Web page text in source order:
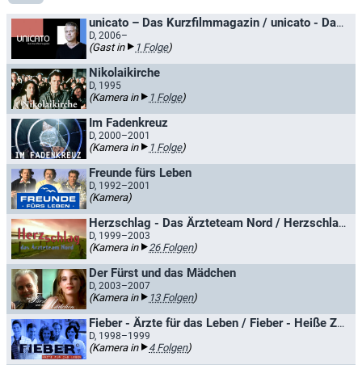
unicato – Das Kurzfilmmagazin / unicato - Das studentische Filmmagazin
D, 2006–
(Gast in 1 Folge)
Nikolaikirche
D, 1995
(Kamera in 1 Folge)
Im Fadenkreuz
D, 2000–2001
(Kamera in 1 Folge)
Freunde fürs Leben
D, 1992–2001
(Kamera)
Herzschlag - Das Ärzteteam Nord / Herzschlag - Die Retter
D, 1999–2003
(Kamera in 26 Folgen)
Der Fürst und das Mädchen
D, 2003–2007
(Kamera in 13 Folgen)
Fieber - Ärzte für das Leben / Fieber - Heiße Zeit für junge Ärzte
D, 1998–1999
(Kamera in 4 Folgen)